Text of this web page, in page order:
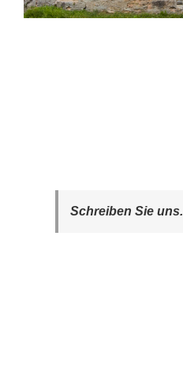
Schreiben Sie uns.